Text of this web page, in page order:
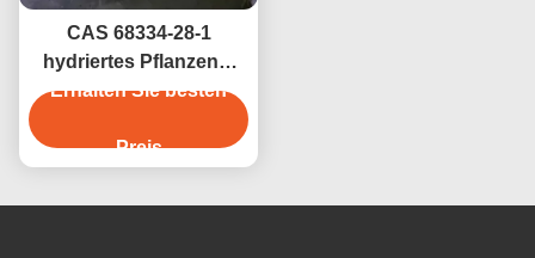
CAS 68334-28-1
hydriertes Pflanzenöl
(HVO) in
Backwaren und
Erhalten Sie besten
Preis